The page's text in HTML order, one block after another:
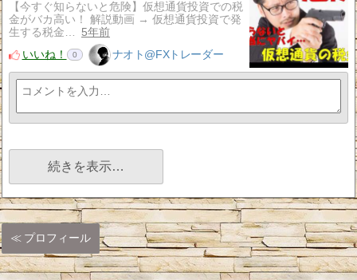
【今すぐ知らないと危険】仮想通貨投資での税
金がバカ高い！ 解説動画 → 仮想通貨投資で発
生する税金…
5年前
いいね！
0 ナオト@FXトレーダー
続きを表示…
プロフィール